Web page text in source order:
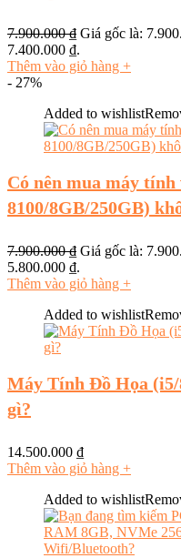
7.900.000₫ Giá gốc là:
7.400.000 ₫.
Thêm vào giỏ hàng +
- 27%
Added to wishlist
Có nên mua máy
8100/8GB/250GB)
7.900.000₫ Giá gốc là:
5.800.000 ₫.
Thêm vào giỏ hàng +
Added to wishlist
Máy Tính Đồ Họa
gì?
14.500.000 ₫
Thêm vào giỏ hàng +
Added to wishlist